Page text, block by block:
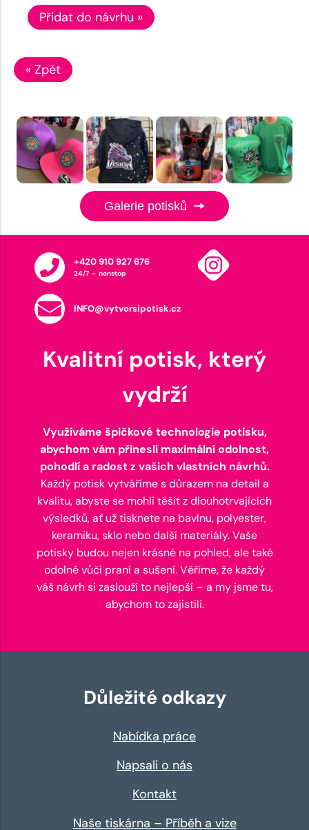
Přidat do návrhu »
« Zpět
Galerie potisků
+420 910 927 676
24/7 - nonstop
INFO@vytvorsipotisk.cz
Kvalitní potisk, který
vydrží
Využíváme špičkové technologie potisku,
abychom vám přinesli maximální odolnost,
pohodlí a radost z vašich vlastních návrhů.
Každý potisk vytváříme s důrazem na detail a
kvalitu, abyste se mohli těšit z dlouhotrvajících
výsledků, ať už tisknete na bavlnu, polyester,
keramiku, sklo nebo další materiály. Vaše
potisky budou nejen krásné na pohled, ale také
odolné vůči praní a sušení. Věříme, že každý
váš návrh si zaslouží to nejlepší – a my jsme tu,
abychom to zajistili.
Důležité odkazy
Nabídka práce
Napsali o nás
Kontakt
Naše tiskárna – Příběh a vize